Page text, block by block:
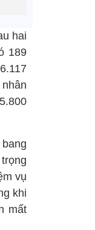
hai
189
vụ
khi
mất